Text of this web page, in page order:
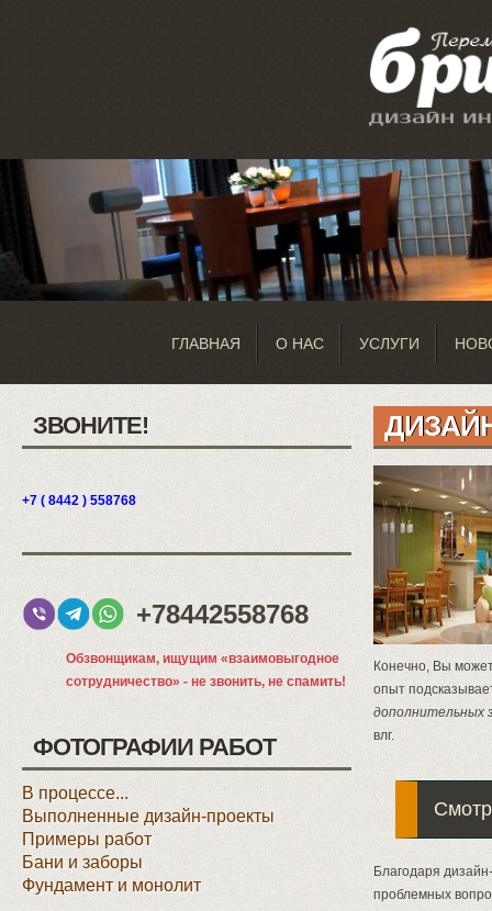
ГЛАВНАЯ О НАС УСЛУГИ
ЗВОНИТЕ!
+7 ( 8442 ) 558768
+78442558768
Обзвонщикам, ищущим «взаимовыгодное
сотрудничество» - не звонить, не спамить!
ФОТОГРАФИИ РАБОТ
В процессе...
Выполненные дизайн-проекты
Примеры работ
Бани и заборы
Фундамент и монолит
Конечно, Вы
опыт
дополнительных
влг.
Благодаря
проблемных